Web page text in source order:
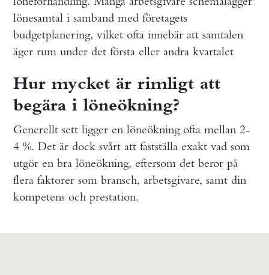
lönesamtal i samband med företagets
budgetplanering, vilket ofta innebär att samtalen
äger rum under det första eller andra kvartalet
Hur mycket är rimligt att
begära i löneökning?
Generellt sett ligger en löneökning ofta mellan 2-
4 %. Det är dock svårt att fastställa exakt vad som
utgör en bra löneökning, eftersom det beror på
flera faktorer som bransch, arbetsgivare, samt din
kompetens och prestation.